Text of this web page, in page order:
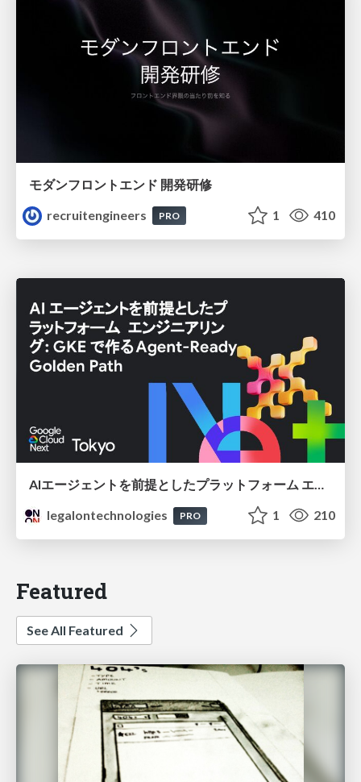
モダンフロントエンド 開発研修
recruitengineers
PRO 1 410
AIエージェントを前提としたプラットフォーム エンジニアリング：GKEで作るAgent-Ready Golden Path
legalontechnologies
PRO 1 210
Featured
See All Featured